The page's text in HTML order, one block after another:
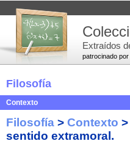
patrocinado por
Extraídos
Filosofía
Contexto
Filosofía > Contexto >
sentido extramoral.